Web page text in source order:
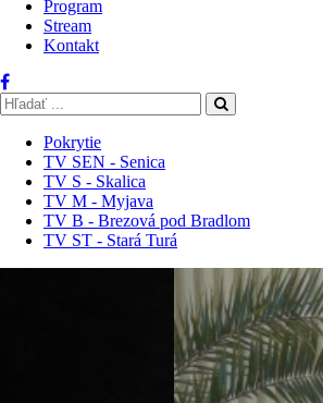
Program
Stream
Kontakt
Pokrytie
TV SEN - Senica
TV S - Skalica
TV M - Myjava
TV B - Brezová pod Bradlom
TV ST - Stará Turá